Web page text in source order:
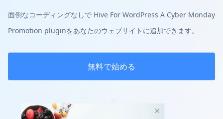
面倒なコーディングなしで Hive For WordPress A Cyber Monday
Promotion pluginをあなたのウェブサイトに追加できます。
無料で始める